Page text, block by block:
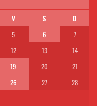
V S
D
5 6
7
12 13
14
19 20
21
26 27
28